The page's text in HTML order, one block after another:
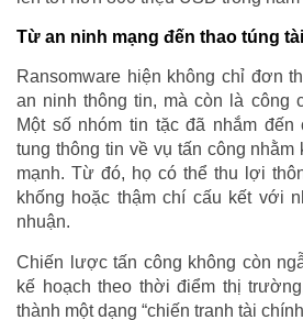
Từ an ninh mạng đến thao túng
Ransomware hiện không chỉ đơn
an ninh thông tin, mà còn là công
Một số nhóm tin tặc đã nhắm đến
tung thông tin về vụ tấn công
mạnh. Từ đó, họ có thể thu lợi
khống hoặc thậm chí cấu kết với
nhuận.
Chiến lược tấn công không còn
kế hoạch theo thời điểm thị
thành một dạng “chiến tranh tài